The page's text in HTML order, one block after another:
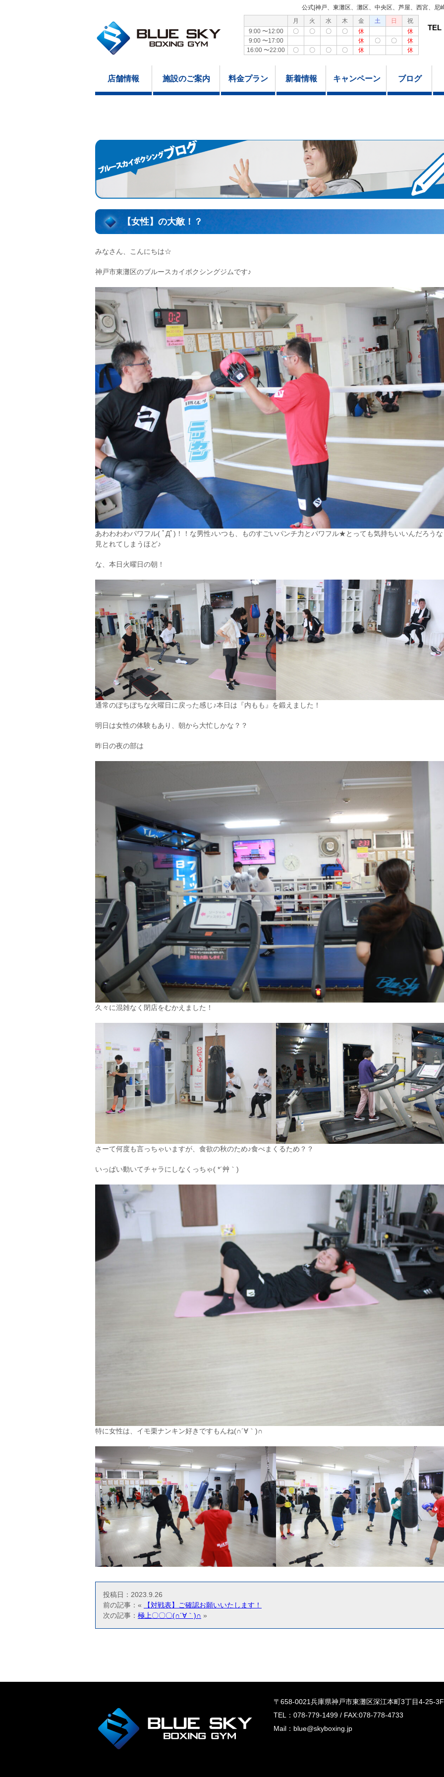
公式|神戸、東灘区、灘区、中央区、芦屋、西宮、
月
火 水 木 金 土 日
祝
9:00 〜12:00
〇 〇 〇 〇 休
休
9:00 〜17:00
休 〇 〇
休
16:00 〜22:00
〇 〇 〇 〇 休 休
TEL
店舗情報 施設のご案内 料金プラン 新着情報 キャンペーン ブログ
【女性】の大敵！？
みなさん、こんにちは☆
神戸市東灘区のブルースカイボクシングジムです♪
あわわわわパワフル( ﾟДﾟ)！！な男性♪いつも、ものすごいパンチ力とパワフル★とっても気持ちいいんだろう
見とれてしまうほど♪
な、本日火曜日の朝！
通常のぼちぼちな火曜日に戻った感じ♪本日は『内もも』を鍛えました！
明日は女性の体験もあり、朝から大忙しかな？？
昨日の夜の部は
久々に混雑なく閉店をむかえました！
さーて何度も言っちゃいますが、食欲の秋のため♪食べまくるため？？
いっぱい動いてチャラにしなくっちゃ( *´艸｀)
特に女性は、イモ栗ナンキン好きですもんね(∩´∀｀)∩
投稿日：2023.9.26
前の記事：«
【対戦表】ご確認お願いいたします！
次の記事： 極上〇〇〇(∩´∀｀)∩ »
〒658‐0021兵庫県神戸市東灘区深江本町3丁目4-25-3F
TEL：078-779-1499 / FAX:078-778-4733
Mail：blue@skyboxing.jp